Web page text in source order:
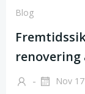
Blog
- Nov 17